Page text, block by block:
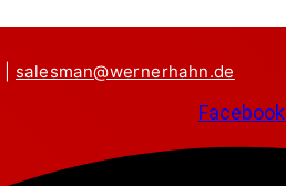
salesman@wernerhahn.de
Facebook